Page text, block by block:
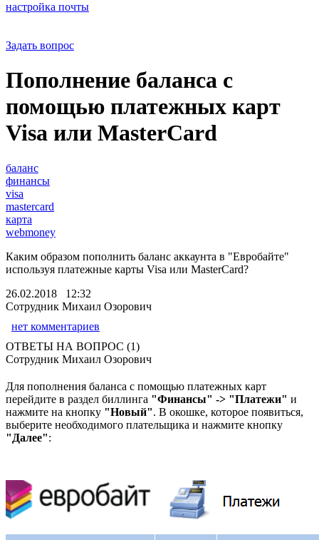
настройка почты
Задать вопрос
Пополнение баланса с
помощью платежных карт
Visa или MasterCard
баланс
финансы
visa
mastercard
карта
webmoney
Каким образом пополнить баланс аккаунта в "Евробайте"
используя платежные карты Visa или MasterCard?
26.02.2018 12:32
Сотрудник Михаил Озорович
нет комментариев
ОТВЕТЫ НА ВОПРОС (1)
Сотрудник Михаил Озорович
Для пополнения баланса с помощью платежных карт
перейдите в раздел биллинга "Финансы" -> "Платежи" и
нажмите на кнопку "Новый". В окошке, которое появиться,
выберите необходимого плательщика и нажмите кнопку
"Далее":